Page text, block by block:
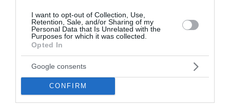
I want to opt-out of Collection, Use,
Retention, Sale, and/or Sharing of my
Personal Data that Is Unrelated with the
Purposes for which it was collected.
Opted In
Google consents
CONFIRM
Τουρκία, Σαουδική Αραβία και Πακιστάν
ενισχύουν τη στρατιωτική τους συνεργασία